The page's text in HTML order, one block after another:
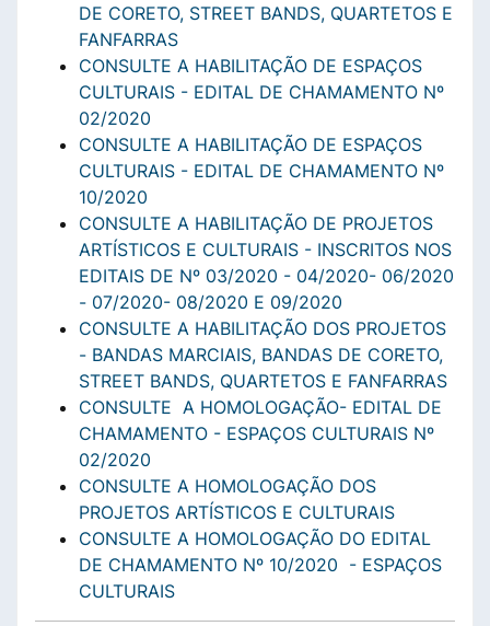
DE CORETO, STREET BANDS, QUARTETOS E
FANFARRAS
CONSULTE A HABILITAÇÃO DE ESPAÇOS
CULTURAIS - EDITAL DE CHAMAMENTO Nº
02/2020
CONSULTE A HABILITAÇÃO DE ESPAÇOS
CULTURAIS - EDITAL DE CHAMAMENTO Nº
10/2020
CONSULTE A HABILITAÇÃO DE PROJETOS
ARTÍSTICOS E CULTURAIS - INSCRITOS NOS
EDITAIS DE Nº 03/2020 - 04/2020- 06/2020
- 07/2020- 08/2020 E 09/2020
CONSULTE A HABILITAÇÃO DOS PROJETOS
- BANDAS MARCIAIS, BANDAS DE CORETO,
STREET BANDS, QUARTETOS E FANFARRAS
CONSULTE A HOMOLOGAÇÃO- EDITAL DE
CHAMAMENTO - ESPAÇOS CULTURAIS Nº
02/2020
CONSULTE A HOMOLOGAÇÃO DOS
PROJETOS ARTÍSTICOS E CULTURAIS
CONSULTE A HOMOLOGAÇÃO DO EDITAL
DE CHAMAMENTO Nº 10/2020 - ESPAÇOS
CULTURAIS